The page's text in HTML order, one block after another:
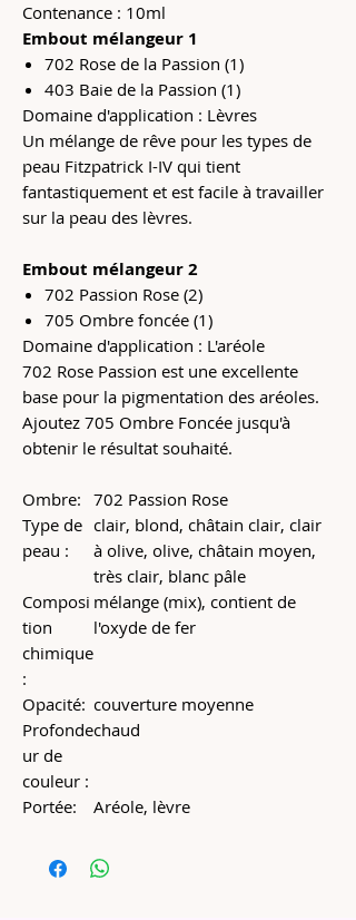
Contenance : 10ml
Embout mélangeur 1
702 Rose de la Passion (1)
403 Baie de la Passion (1)
Domaine d'application : Lèvres
Un mélange de rêve pour les types de
peau Fitzpatrick I-IV qui tient
fantastiquement et est facile à travailler
sur la peau des lèvres.
Embout mélangeur 2
702 Passion Rose (2)
705 Ombre foncée (1)
Domaine d'application : L'aréole
702 Rose Passion est une excellente
base pour la pigmentation des aréoles.
Ajoutez 705 Ombre Foncée jusqu'à
obtenir le résultat souhaité.
Ombre: 702 Passion Rose
Type de
peau :
clair, blond, châtain clair, clair
à olive, olive, châtain moyen,
très clair, blanc pâle
Composi
tion
chimique
:
mélange (mix), contient de
l'oxyde de fer
Opacité: couverture moyenne
Profonde
ur de
couleur :
chaud
Portée: Aréole, lèvre